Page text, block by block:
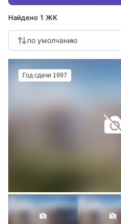
Найдено 1 ЖК
по умолчанию
Год сдачи 1997